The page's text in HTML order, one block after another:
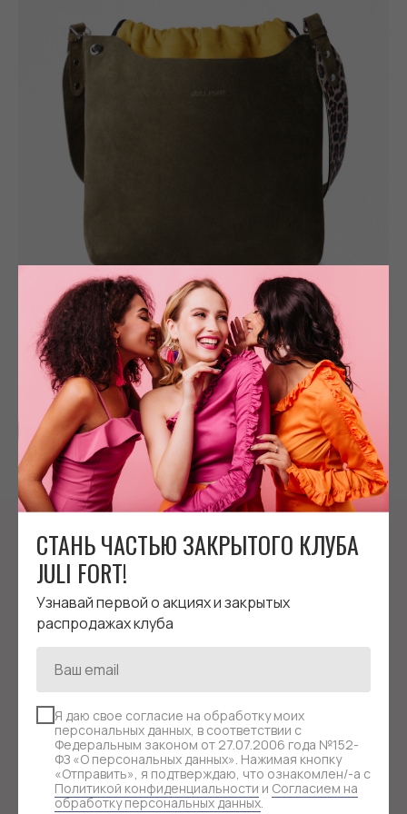
СТАНЬ ЧАСТЬЮ ЗАКРЫТОГО КЛУБА
JULI FORT!
Узнавай первой о акциях и закрытых
распродажах клуба
Я даю свое согласие на обработку моих
персональных данных, в соответствии с
Федеральным законом от 27.07.2006 года №152-
ФЗ «О персональных данных». Нажимая кнопку
«Отправить», я подтверждаю, что ознакомлен/-а с
Политикой конфиденциальности и Согласием на
обработку персональных данных
ОЛИВКОВАЯ ЗАМШЕВАЯ СУМКА-КОНСТРУКТОР
ASHLEY / ЭШЛИ | L
19 400руб.
ОЛИВКОВЫЕ ЗАМШЕВЫЕ СУМКИ
JULIFORT
Оливковые замшевые сумки JULI FORT — необычный,
но при этом универсальный аксессуар для тех, кто
любит природные оттенки и спокойные акцентные
цвета. Оливковая замша выглядит мягко, стильно